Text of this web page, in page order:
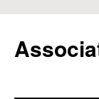
contenu